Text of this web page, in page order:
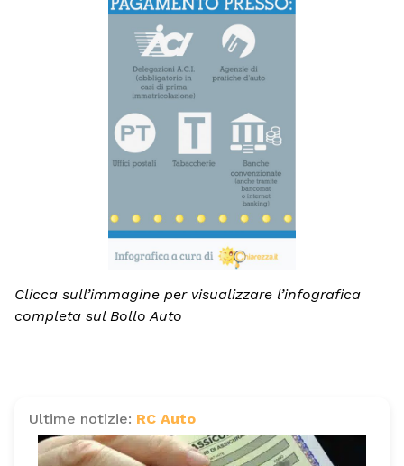
Clicca sull’immagine per visualizzare l’infografica
completa sul Bollo Auto
Ultime notizie: RC Auto